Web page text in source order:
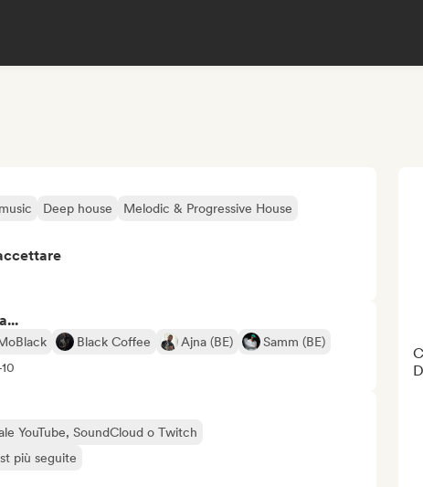
Deep house
Melodic & Progressive House
Black Coffee Ajna (BE)
Samm (BE)
YouTube, SoundCloud o Twitch
più seguite